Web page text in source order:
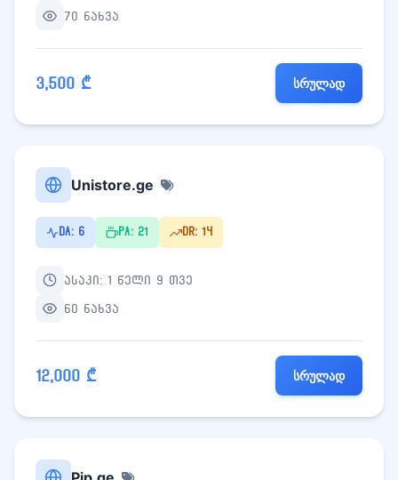
70 ნახვა
3,500 ₾ სრულად
Unistore.ge
DA: 6 PA: 21 DR: 14
ასაკი: 1 წელი 9 თვე
60 ნახვა
12,000 ₾ სრულად